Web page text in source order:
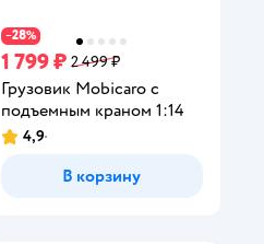
−28%
1 799 ₽ 2 499 ₽
Грузовик Mobicaro с
подъемным краном 1:14
Рейтинг:
4,9
В корзину